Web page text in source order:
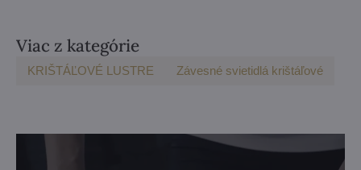
Viac z kategórie
KRIŠTÁĽOVÉ LUSTRE Závesné svietidlá krištáľové